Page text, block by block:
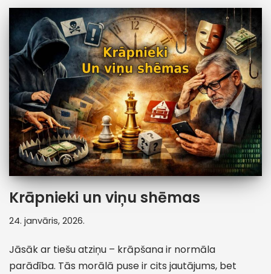
Krāpnieki un viņu shēmas
24. janvāris, 2026.
Jāsāk ar tiešu atziņu – krāpšana ir normāla
parādība. Tās morālā puse ir cits jautājums, bet